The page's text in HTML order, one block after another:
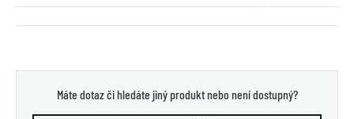
Máte dotaz či hledáte jiný produkt nebo není dostupný?